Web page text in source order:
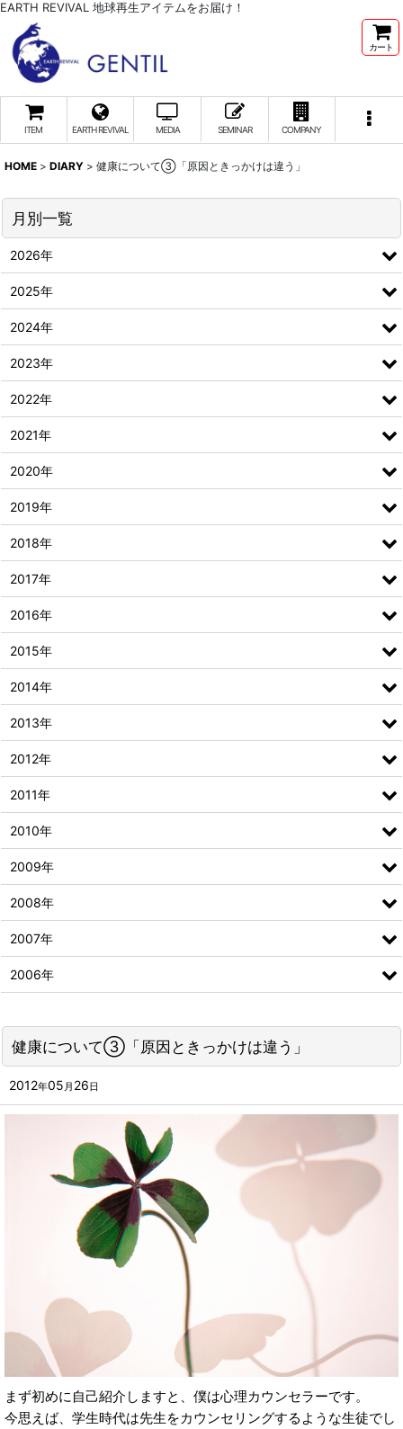
EARTH REVIVAL 地球再生アイテムをお届け！
カート
ITEM EARTH REVIVAL MEDIA SEMINAR COMPANY
HOME > DIARY > 健康について③「原因ときっかけは違う」
健康について③「原因ときっかけは違う」
2012年05 月 26 日
まず初めに自己紹介しますと、僕は心理カウンセラーです。
今思えば、学生時代は先生をカウンセリングするような生徒でし
月別一覧
2026年
2025年
2024年
2023年
2022年
2021年
2020年
2019年
2018年
2017年
2016年
2015年
2014年
2013年
2012年
2011年
2010年
2009年
2008年
2007年
2006年